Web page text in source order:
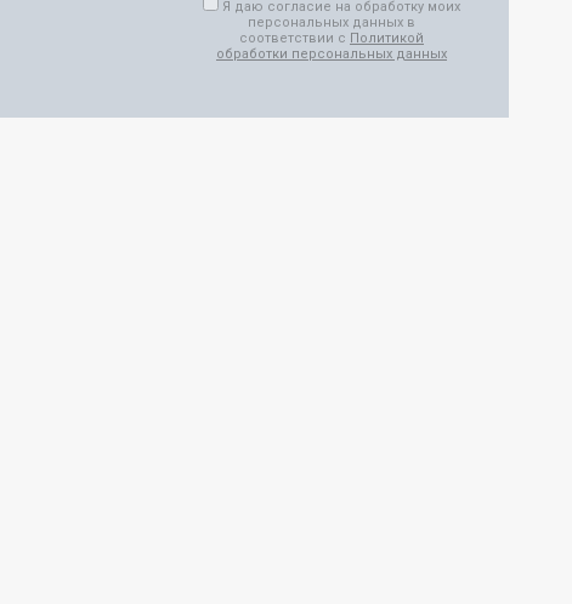
Я даю согласие на обработку моих
персональных данных в
соответствии с Политикой
обработки персональных данных